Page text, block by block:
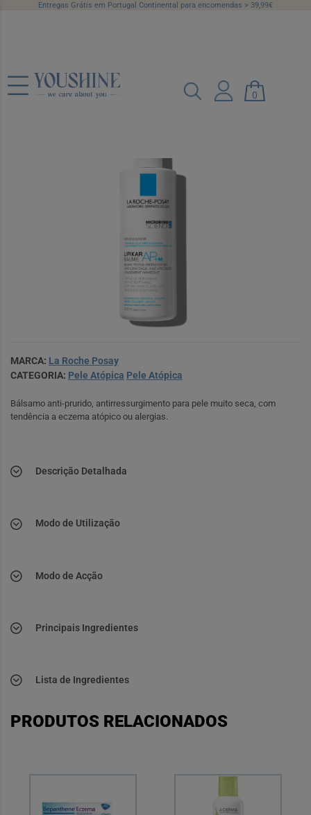
Entregas Grátis em Portugal Continental para encomendas > 39,99€
0
La Roche Posay Lipikar Baume AP+M
400 ml
MARCA: La Roche Posay
CATEGORIA: Pele Atópica Pele Atópica
Bálsamo anti-prurido, antirressurgimento para pele muito seca, com
tendência a eczema atópico ou alergias.
Descrição Detalhada
Modo de Utilização
Modo de Acção
Principais Ingredientes
Lista de Ingredientes
PRODUTOS RELACIONADOS